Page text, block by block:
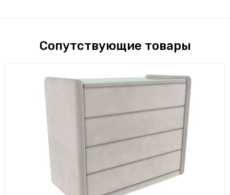
Сопутствующие товары